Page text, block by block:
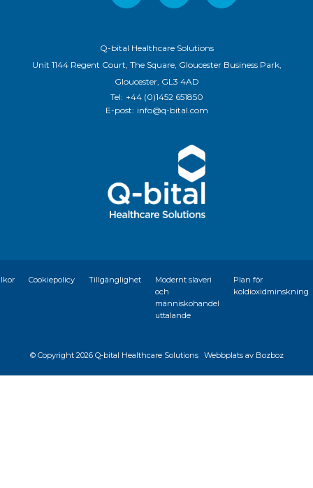
Q-bital Healthcare Solutions
Unit 1144 Regent Court, The Square, Gloucester Business Park,
Gloucester, GL3 4AD
Tel: +44 (0)1452 651850
E-post: info@q-bital.com
Cookiepolicy Tillgänglighet
Modernt slaveri
och
människohandel
uttalande
Plan för
koldioxidminskning
© Copyright 2026 Q-bital Healthcare Solutions Webbplats av Bozboz